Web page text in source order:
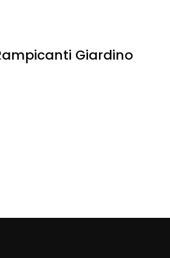
Giardino